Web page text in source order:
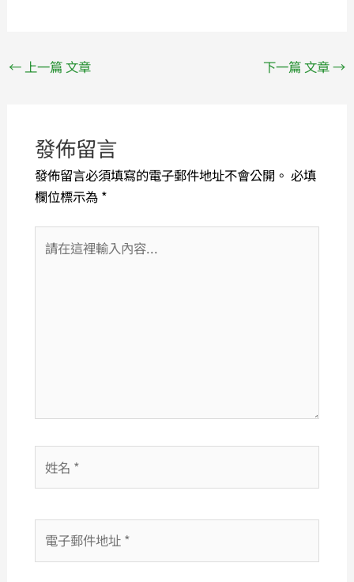
←上一篇 文章 下一篇 文章→
發佈留言
發佈留言必須填寫的電子郵件地址不會公開。 必填
欄位標示為 *
在
名